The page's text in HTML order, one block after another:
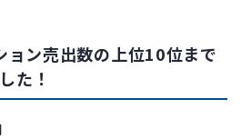
ン売出数の上位10位まで
た！